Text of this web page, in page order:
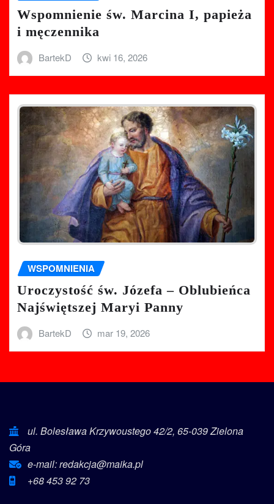
Wspomnienie św. Marcina I, papieża
i męczennika
BartekD kwi 16, 2026
WSPOMNIENIA
Uroczystość św. Józefa – Oblubieńca
Najświętszej Maryi Panny
BartekD mar 19, 2026
ul. Bolesława Krzywoustego 42/2, 65-039 Zielona
Góra
e-mail: redakcja@maika.pl
+68 453 92 73